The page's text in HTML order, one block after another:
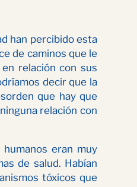
han percibido esta
de caminos que le
relación con sus
decir que la
que hay que
relación con
eran muy
de salud. Habían
tóxicos que